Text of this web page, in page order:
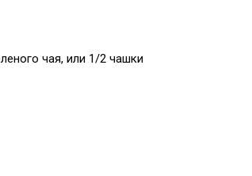
чая, или 1/2 чашки